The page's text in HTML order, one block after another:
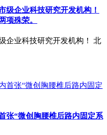
级企业科技研究开发机构！
项殊荣。
企业科技研究开发机构！ 北
张“微创胸腰椎后路内固定系